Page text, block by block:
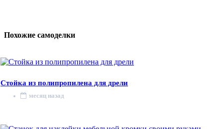
Похожие самоделки
Стойка из полипропилена для дрели
месяц назад